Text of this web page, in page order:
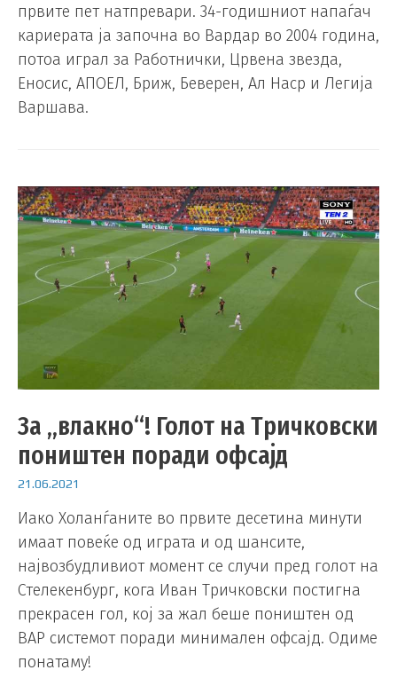
првите пет натпревари. 34-годишниот напаѓач
кариерата ја започна во Вардар во 2004 година,
потоа играл за Работнички, Црвена звезда,
Еносис, АПОЕЛ, Бриж, Беверен, Ал Наср и Легија
Варшава.
За „влакно“! Голот на Тричковски
поништен поради офсајд
21.06.2021
Иако Холанѓаните во првите десетина минути
имаат повеќе од играта и од шансите,
највозбудливиот момент се случи пред голот на
Стелекенбург, кога Иван Тричковски постигна
прекрасен гол, кој за жал беше поништен од
ВАР системот поради минимален офсајд. Одиме
понатаму!